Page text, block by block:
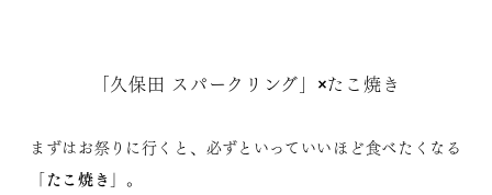
「久保田 スパークリング」×たこ焼き
まずはお祭りに行くと、必ずといっていいほど食べたくなる
「たこ焼き」 。